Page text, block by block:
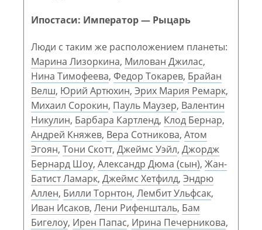
Ипостаси: Император — Рыцарь
Люди с таким же расположением планеты:
Марина Лизоркина, Милован Джилас,
Нина Тимофеева, Федор Токарев, Брайан
Велш, Юрий Артюхин, Эрих Мария Ремарк,
Михаил Сорокин, Пауль Маузер, Валентин
Никулин, Барбара Картленд, Клод Бернар,
Андрей Княжев, Вера Сотникова, Атом
Эгоян, Тони Скотт, Джеймс Уэйл, Джордж
Бернард Шоу, Александр Дюма (сын), Жан-
Батист Ламарк, Джеймс Хетфилд, Эндрю
Аллен, Билли Торнтон, Лембит Ульфсак,
Иван Исаков, Лени Рифеншталь, Бам
Бигелоу, Ирен Папас, Ирина Печерникова,